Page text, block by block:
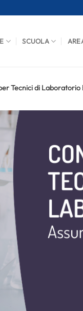
SCUOLA
Tecnici di Laboratorio